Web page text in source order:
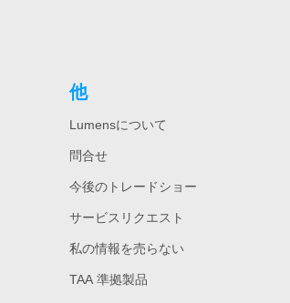
他
Lumensについて
問合せ
今後のトレードショー
サービスリクエスト
私の情報を売らない
TAA 準拠製品